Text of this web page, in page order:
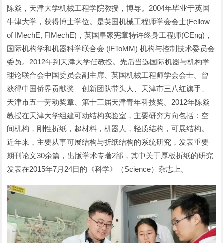
陈焱，天津大学机械工程学院教授，博导。2004年毕业于英国
牛津大学，获得博士学位。是英国机械工程师学会会士(Fellow
of IMechE, FIMechE)，英国皇家宪章特许终身工程师(CEng)，
国际机构学和机器科学联合会 (IFToMM) 机构与控制技术委员会
委员。2012年到天津大学任教授。先后当选国际机器与机构学
理论联合会中国委员会副主席、英国机械工程师学会会士。曾
获得中国侨界贡献奖—创新团队带头人、天津市三八红旗手、
天津市五一劳动奖章、第十三届天津青年科技奖。2012年陈焱
教授在天津大学组建可动结构实验室，主要研究方向包括：空
间机构，刚性折纸，超材料，机器人，轻质结构，可展结构。
近年来，主要从事可展结构与折纸结构的系统研究，发表重要
期刊论文30余篇，出版学术专著2部，其中关于厚板折纸的研究
发表在2015年7月24日的《科学》（Science）杂志上。